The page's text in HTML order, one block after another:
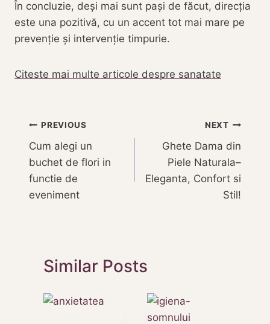
În concluzie, deși mai sunt pași de făcut, direcția
este una pozitivă, cu un accent tot mai mare pe
prevenție și intervenție timpurie.
Citeste mai multe articole despre sanatate
Navigare
în
articole
PREVIOUS
Cum alegi un
buchet de flori in
functie de
eveniment
NEXT
Ghete Dama din
Piele Naturala–
Eleganta, Confort si
Stil!
Similar Posts